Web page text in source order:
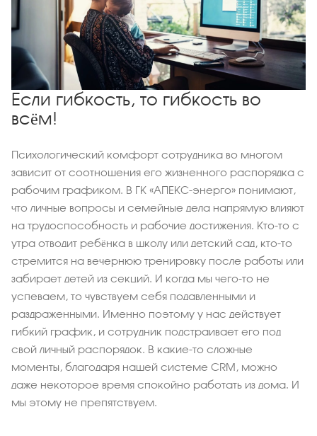
Если гибкость, то гибкость во
всём!
Психологический комфорт сотрудника во многом
зависит от соотношения его жизненного распорядка с
рабочим графиком. В ГК «АПЕКС-энерго» понимают,
что личные вопросы и семейные дела напрямую влияют
на трудоспособность и рабочие достижения. Кто-то с
утра отводит ребёнка в школу или детский сад, кто-то
стремится на вечернюю тренировку после работы или
забирает детей из секций. И когда мы чего-то не
успеваем, то чувствуем себя подавленными и
раздраженными. Именно поэтому у нас действует
гибкий график, и сотрудник подстраивает его под
свой личный распорядок. В какие-то сложные
моменты, благодаря нашей системе CRM, можно
даже некоторое время спокойно работать из дома. И
мы этому не препятствуем.